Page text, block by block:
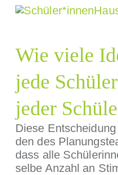
Zum
Wie viele
jede
jeder
Diese
den des
dass alle
selbe Anzahl an